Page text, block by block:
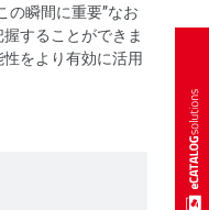
の瞬間に重要”なお
することができま
をより有効に活用